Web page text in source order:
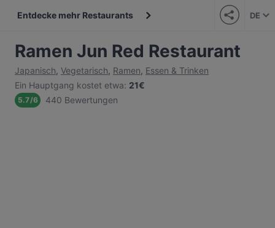
Entdecke mehr Restaurants DE
Ramen Jun Red Restaurant
Japanisch, Vegetarisch, Ramen, Essen & Trinken
Ein Hauptgang kostet etwa: 21€
5.7/6 440 Bewertungen